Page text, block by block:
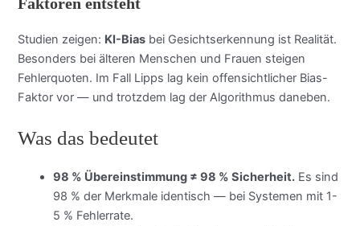
Studien zeigen: KI-Bias bei Gesichtserkennung ist Realität.
Besonders bei älteren Menschen und Frauen steigen
Fehlerquoten. Im Fall Lipps lag kein offensichtlicher Bias-
Faktor vor — und trotzdem lag der Algorithmus daneben.
Was das bedeutet
98 % Übereinstimmung ≠ 98 % Sicherheit. Es sind
98 % der Merkmale identisch — bei Systemen mit 1-
5 % Fehlerrate.